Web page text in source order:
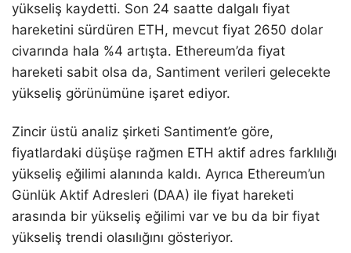
yükseliş kaydetti. Son 24 saatte dalgalı fiyat
hareketini sürdüren ETH, mevcut fiyat 2650 dolar
civarında hala %4 artışta. Ethereum’da fiyat
hareketi sabit olsa da, Santiment verileri gelecekte
yükseliş görünümüne işaret ediyor.
Zincir üstü analiz şirketi Santiment’e göre,
fiyatlardaki düşüşe rağmen ETH aktif adres farklılığı
yükseliş eğilimi alanında kaldı. Ayrıca Ethereum’un
Günlük Aktif Adresleri (DAA) ile fiyat hareketi
arasında bir yükseliş eğilimi var ve bu da bir fiyat
yükseliş trendi olasılığını gösteriyor.